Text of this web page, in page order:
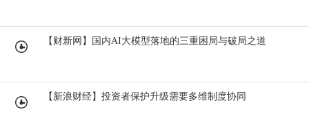
【财新网】国内AI大模型落地的三重困局与破局之道
【新浪财经】投资者保护升级需要多维制度协同